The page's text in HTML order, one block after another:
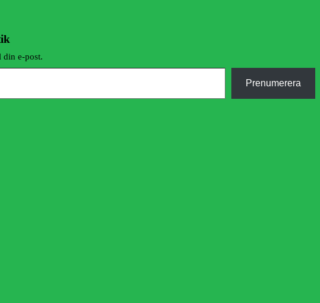
din e-post.
Prenumerera